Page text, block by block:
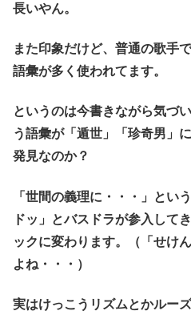
長いやん。
また印象だけど、普通の歌手
語彙が多く使われてます。
というのは今書きながら気づ
う語彙が「遁世」「珍奇男」
発見なのか？
「世間の義理に・・・」とい
ドッ」とバスドラが参入して
ックに変わります。（「せけ
よね・・・）
実はけっこうリズムとかルー